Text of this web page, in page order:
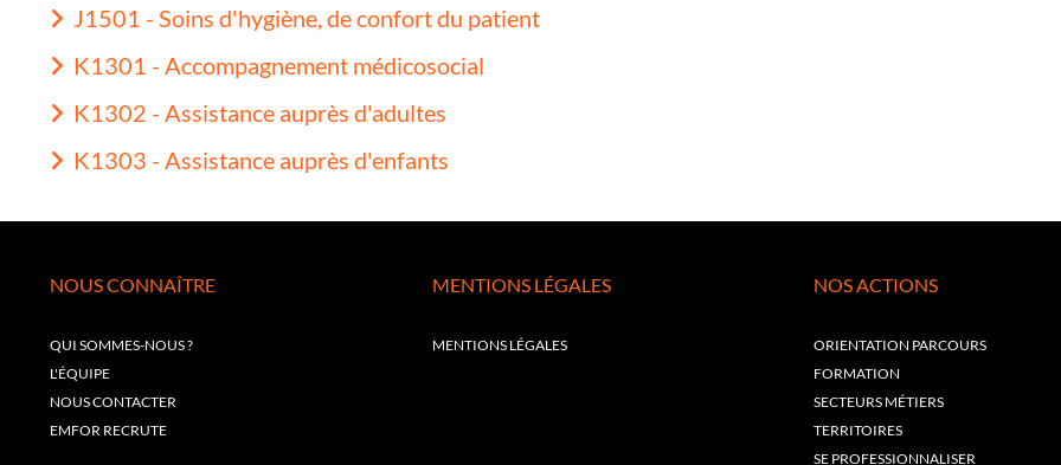
J1501 - Soins d'hygiène, de confort du patient
K1301 - Accompagnement médicosocial
K1302 - Assistance auprès d'adultes
K1303 - Assistance auprès d'enfants
NOUS CONNAÎTRE
QUI SOMMES-NOUS ?
L'ÉQUIPE
NOUS CONTACTER
EMFOR RECRUTE
MENTIONS LÉGALES
MENTIONS LÉGALES
NOS ACTIONS
ORIENTATION PARCOURS
FORMATION
SECTEURS MÉTIERS
TERRITOIRES
SE PROFESSIONNALISER